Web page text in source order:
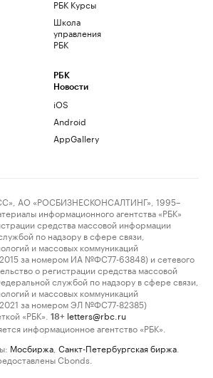
РБК Курсы
Школа
управления
РБК
РБК
Новости
iOS
Android
AppGallery
АО «РОСБИЗНЕСКОНСАЛТИНГ», 1995–
информационного агентства «РБК»
средства массовой информации
по надзору в сфере связи,
и массовых коммуникаций
за номером ИА №ФС77-63848) и сетевого
о регистрации средства массовой
службой по надзору в сфере связи,
и массовых коммуникаций
за номером ЭЛ №ФС77-82385)
«РБК».
18+ letters@rbc.ru
информационное агентство «РБК».
Мосбиржа Санкт-Петербургская биржа
Cbonds.